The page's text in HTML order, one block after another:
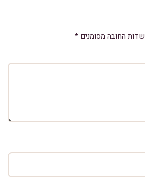
שדות החובה מסומנים *